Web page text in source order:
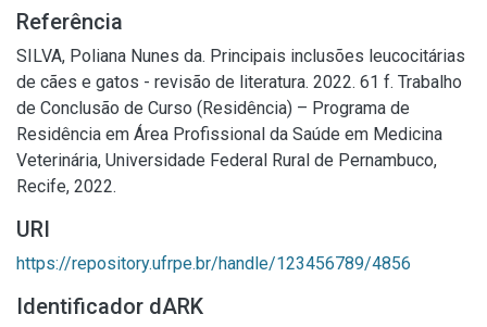
Referência
SILVA, Poliana Nunes da. Principais inclusões leucocitárias
de cães e gatos - revisão de literatura. 2022. 61 f. Trabalho
de Conclusão de Curso (Residência) – Programa de
Residência em Área Profissional da Saúde em Medicina
Veterinária, Universidade Federal Rural de Pernambuco,
Recife, 2022.
URI
https://repository.ufrpe.br/handle/123456789/4856
Identificador dARK